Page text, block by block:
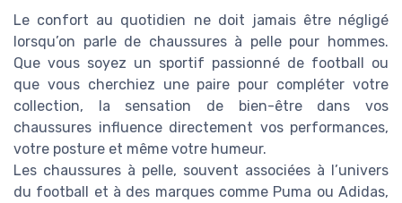
Le confort au quotidien ne doit jamais être négligé
lorsqu’on parle de chaussures à pelle pour hommes.
Que vous soyez un sportif passionné de football ou
que vous cherchiez une paire pour compléter votre
collection, la sensation de bien-être dans vos
chaussures influence directement vos performances,
votre posture et même votre humeur.
Les chaussures à pelle, souvent associées à l’univers
du football et à des marques comme Puma ou Adidas,